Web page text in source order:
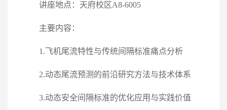
讲座地点：天府校区A8-6005
主要内容：
1.飞机尾流特性与传统间隔标准痛点分析
2.动态尾流预测的前沿研究方法与技术体系
3.动态安全间隔标准的优化应用与实践价值